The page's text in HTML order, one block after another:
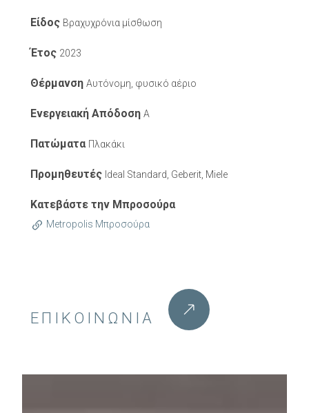
Είδος Βραχυχρόνια μίσθωση
Έτος 2023
Θέρμανση Αυτόνομη, φυσικό αέριο
Ενεργειακή Απόδοση A
Πατώματα Πλακάκι
Προμηθευτές Ideal Standard, Geberit, Miele
Κατεβάστε την Μπροσούρα
Metropolis Μπροσούρα
ΕΠΙΚΟΙΝΩΝΊΑ